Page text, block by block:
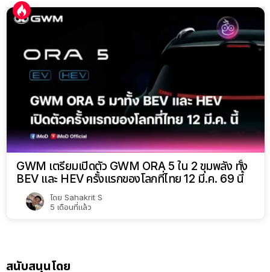
GWM เตรียมเปิดตัว GWM ORA 5 ใน 2 ขุมพลัง ทั้ง
BEV และ HEV ครั้งแรกของโลกที่ไทย 12 มี.ค. 69 นี้
โดย Sahakrit S
5 เดือนที่แล้ว
สนับสนุนโดย